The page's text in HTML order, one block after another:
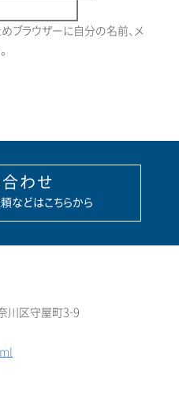
ブラウザーに自分の名前、メ
わせ
などはこちらから
川区守屋町3-9